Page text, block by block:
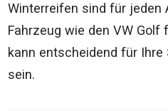
Winterreifen sind für jeden
Fahrzeug wie den VW Golf
kann entscheidend für
sein.